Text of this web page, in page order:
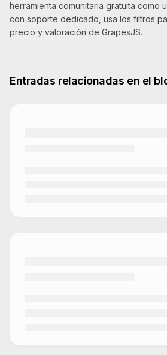
herramienta comunitaria gratuita como
con soporte dedicado, usa los filtros
precio y valoración de GrapesJS.
Entradas relacionadas en el